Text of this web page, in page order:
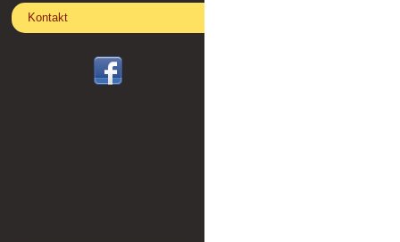
Kontakt